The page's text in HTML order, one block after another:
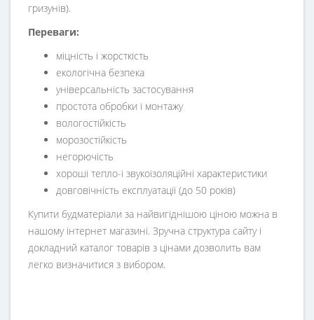
гризунів).
Переваги:
міцність і жорсткість
екологічна безпека
універсальність застосування
простота обробки і монтажу
вологостійкість
морозостійкість
негорючість
хороші тепло-і звукоізоляційні характеристики
довговічність експлуатації (до 50 років)
Купити будматеріали за найвигіднішою ціною можна в
нашому інтернет магазині. Зручна структура сайту і
докладний каталог товарів з цінами дозволить вам
легко визначитися з вибором.